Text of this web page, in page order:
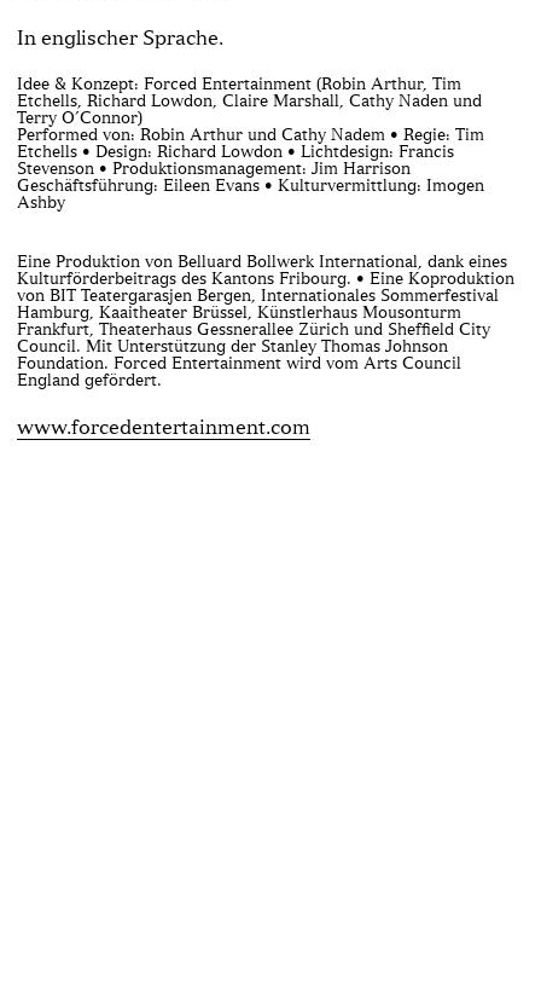
In englischer Sprache.
Idee & Konzept: Forced Entertainment (Robin Arthur, Tim
Etchells, Richard Lowdon, Claire Marshall, Cathy Naden und
Terry O’Connor)
Performed von: Robin Arthur und Cathy Nadem • Regie: Tim
Etchells • Design: Richard Lowdon • Lichtdesign: Francis
Stevenson • Produktionsmanagement: Jim Harrison
Geschäftsführung: Eileen Evans • Kulturvermittlung: Imogen
Ashby
Eine Produktion von Belluard Bollwerk International, dank eines
Kulturförderbeitrags des Kantons Fribourg. • Eine Koproduktion
von BIT Teatergarasjen Bergen, Internationales Sommerfestival
Hamburg, Kaaitheater Brüssel, Künstlerhaus Mousonturm
Frankfurt, Theaterhaus Gessnerallee Zürich und Sheffield City
Council. Mit Unterstützung der Stanley Thomas Johnson
Foundation. Forced Entertainment wird vom Arts Council
England gefördert.
www.forcedentertainment.com